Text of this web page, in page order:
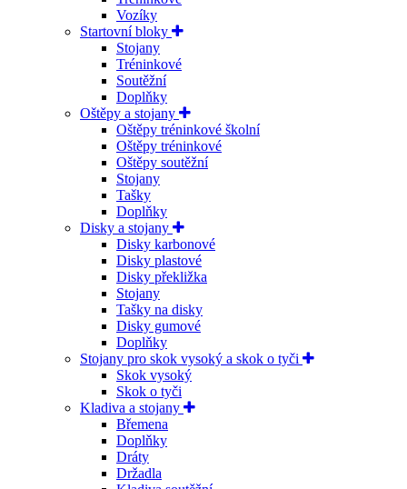
Vozíky
Startovní bloky
Stojany
Tréninkové
Soutěžní
Doplňky
Oštěpy a stojany
Oštěpy tréninkové školní
Oštěpy tréninkové
Oštěpy soutěžní
Stojany
Tašky
Doplňky
Disky a stojany
Disky karbonové
Disky plastové
Disky překližka
Stojany
Tašky na disky
Disky gumové
Doplňky
Stojany pro skok vysoký a skok o tyči
Skok vysoký
Skok o tyči
Kladiva a stojany
Břemena
Doplňky
Dráty
Držadla